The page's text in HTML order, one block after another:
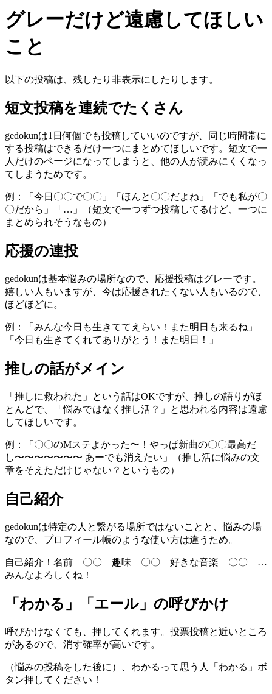
グレーだけど遠慮してほしい
こと
以下の投稿は、残したり非表示にしたりします。
短文投稿を連続でたくさん
gedokunは1日何個でも投稿していいのですが、同じ時間帯に
する投稿はできるだけ一つにまとめてほしいです。短文で一
人だけのページになってしまうと、他の人が読みにくくなっ
てしまうためです。
例：「今日〇〇で〇〇」「ほんと〇〇だよね」「でも私が〇
〇だから」「…」（短文で一つずつ投稿してるけど、一つに
まとめられそうなもの）
応援の連投
gedokunは基本悩みの場所なので、応援投稿はグレーです。
嬉しい人もいますが、今は応援されたくない人もいるので、
ほどほどに。
例：「みんな今日も生きててえらい！また明日も来るね」
「今日も生きてくれてありがとう！また明日！」
推しの話がメイン
「推しに救われた」という話はOKですが、推しの語りがほ
とんどで、「悩みではなく推し活？」と思われる内容は遠慮
してほしいです。
例：「〇〇のMステよかった〜！やっぱ新曲の〇〇最高だ
し〜〜〜〜〜〜〜 あーでも消えたい」（推し活に悩みの文
章をそえただけじゃない？というもの）
自己紹介
gedokunは特定の人と繋がる場所ではないことと、悩みの場
なので、プロフィール帳のような使い方は違うため。
自己紹介！名前 〇〇 趣味 〇〇 好きな音楽 〇〇 …
みんなよろしくね！
「わかる」「エール」の呼びかけ
呼びかけなくても、押してくれます。投票投稿と近いところ
があるので、消す確率が高いです。
（悩みの投稿をした後に）、わかるって思う人「わかる」ボ
タン押してください！